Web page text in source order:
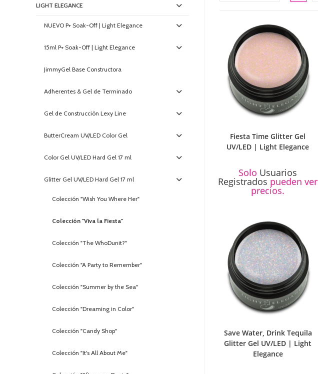
Fiesta Time Glitter Gel
UV/LED | Light Elegance
Solo Usuarios
Registrados pueden ver
precios.
Save Water, Drink Tequila
Glitter Gel UV/LED | Light
Elegance
LIGHT ELEGANCE
NUEVO P+ Soak-Off | Light Elegance
15ml P+ Soak-Off | Light Elegance
JimmyGel Base Constructora
Adherentes & Gel de Terminado
Gel de Construcción Lexy Line
ButterCream UV/LED Color Gel
Color Gel UV/LED Hard Gel 17 ml
Glitter Gel UV/LED Hard Gel 17 ml
Colección "Wish You Where Her"
Colección "Viva la Fiesta"
Colección "The WhoDunit?"
Colección "A Party to Remember"
Colección "Summer by the Sea"
Colección "Dreaming in Color"
Colección "Candy Shop"
Colección "It's All About Me"